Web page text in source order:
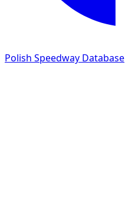
Polish Speedway Database